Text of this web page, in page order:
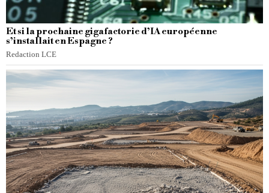
Et si la prochaine gigafactorie d’IA européenne
s’installait en Espagne ?
Redaction LCE